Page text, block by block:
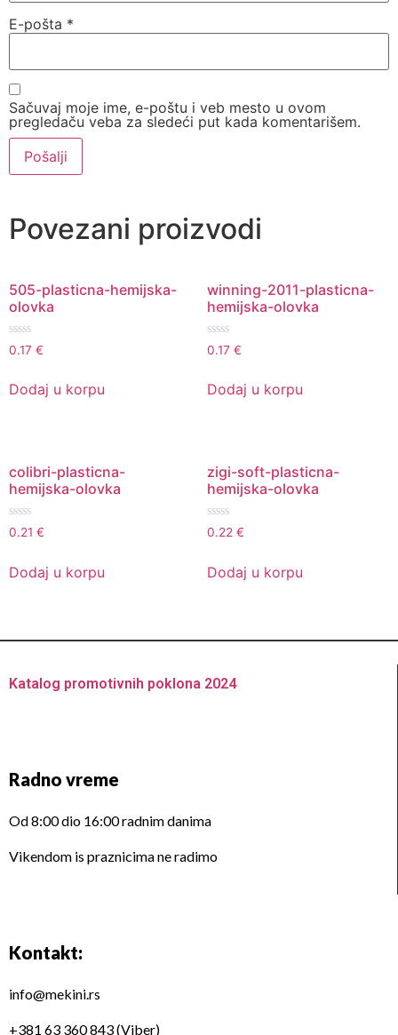
E-pošta *
Sačuvaj moje ime, e-poštu i veb mesto u ovom
pregledaču veba za sledeći put kada komentarišem.
Povezani proizvodi
505-plasticna-hemijska-
olovka
Ocenjeno
sa
od
5
0.17 €
Dodaj u korpu
winning-2011-plasticna-
hemijska-olovka
Ocenjeno
sa
od
5
0.17 €
Dodaj u korpu
colibri-plasticna-
hemijska-olovka
Ocenjeno
sa
5
0.21 €
Dodaj u korpu
zigi-soft-plasticna-
hemijska-olovka
Ocenjeno
sa
5
0.22 €
Dodaj u korpu
Katalog promotivnih poklona 2024
Radno vreme
Od 8:00 dio 16:00 radnim danima
Vikendom is praznicima ne radimo
Kontakt:
info@mekini.rs
+381 63 360 843 (Viber)